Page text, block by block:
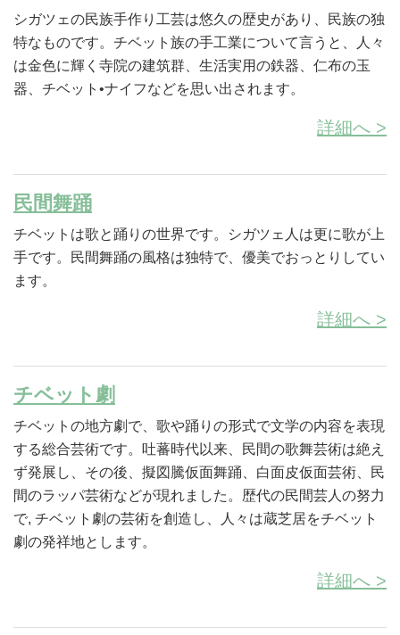
シガツェの民族手作り工芸は悠久の歴史があり、民族の独
特なものです。チベット族の手工業について言うと、人々
は金色に輝く寺院の建筑群、生活実用の鉄器、仁布の玉
器、チベット•ナイフなどを思い出されます。
詳細へ >
民間舞踊
チベットは歌と踊りの世界です。シガツェ人は更に歌が上
手です。民間舞踊の風格は独特で、優美でおっとりしてい
ます。
詳細へ >
チベット劇
チベットの地方劇で、歌や踊りの形式で文学の内容を表現
する総合芸術です。吐蕃時代以来、民間の歌舞芸術は絶え
ず発展し、その後、擬図騰仮面舞踊、白面皮仮面芸術、民
間のラッパ芸術などが現れました。歴代の民間芸人の努力
で, チベット劇の芸術を創造し、人々は蔵芝居をチベット
劇の発祥地とします。
詳細へ >